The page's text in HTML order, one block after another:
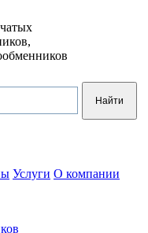
Услуги О компании